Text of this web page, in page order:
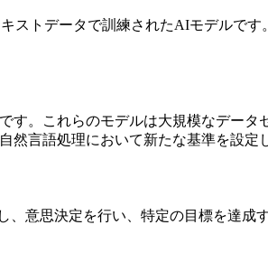
ストデータで訓練されたAIモデルで
す。これらのモデルは大規模なデー
然言語処理において新たな基準を設
、意思決定を行い、特定の目標を達